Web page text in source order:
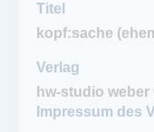
Titel
Verlag
Impressum des